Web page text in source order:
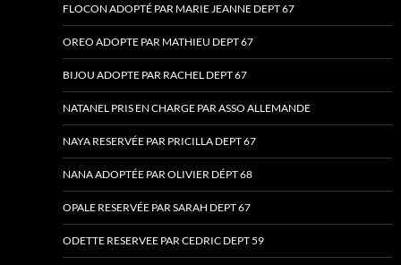
FLOCON ADOPTÉ PAR MARIE JEANNE DEPT 67
OREO ADOPTE PAR MATHIEU DEPT 67
BIJOU ADOPTE PAR RACHEL DEPT 67
NATANEL PRIS EN CHARGE PAR ASSO ALLEMANDE
NAYA RESERVÉE PAR PRICILLA DEPT 67
NANA ADOPTÉE PAR OLIVIER DÉPT 68
OPALE RESERVÉE PAR SARAH DEPT 67
ODETTE RESERVEE PAR CEDRIC DEPT 59